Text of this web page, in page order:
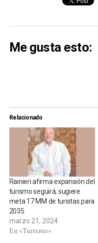
Me gusta esto:
Relacionado
Rainieri afirma expansión del
turismo seguirá; sugiere
meta 17 MM de turistas para
2035
marzo 21, 2024
En «Turismo»